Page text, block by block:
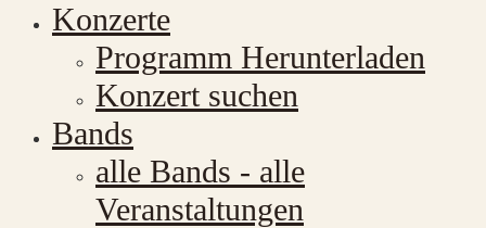
Konzerte
Programm Herunterladen
Konzert suchen
Bands
alle Bands - alle
Veranstaltungen